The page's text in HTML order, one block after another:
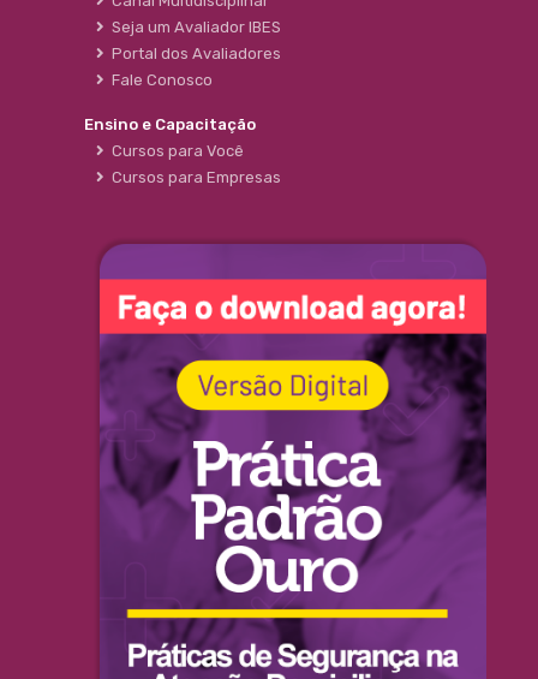
Seja um Avaliador IBES
Portal dos Avaliadores
Fale Conosco
Ensino e Capacitação
Cursos para Você
Cursos para Empresas